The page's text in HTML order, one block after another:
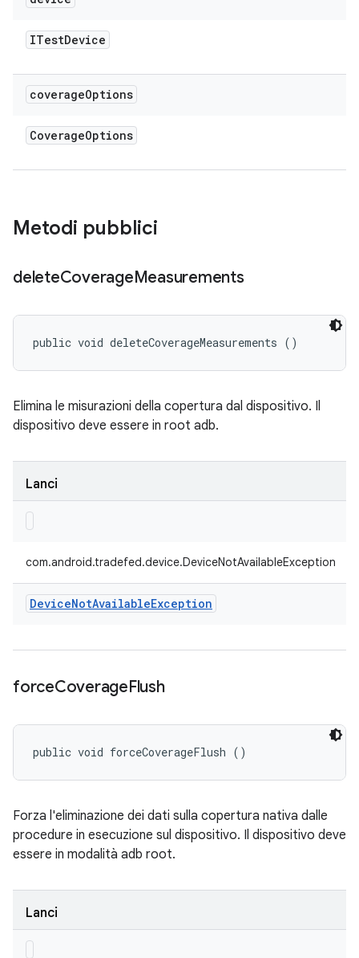
ITestDevice
coverageOptions
CoverageOptions
Metodi pubblici
deleteCoverageMeasurements
public void deleteCoverageMeasurements ()
Elimina le misurazioni della copertura dal dispositivo. Il
dispositivo deve essere in root adb.
Lanci
com.android.tradefed.device.DeviceNotAvailableException
DeviceNotAvailableException
forceCoverageFlush
public void forceCoverageFlush ()
Forza l'eliminazione dei dati sulla copertura nativa dalle
procedure in esecuzione sul dispositivo. Il dispositivo deve
essere in modalità adb root.
Lanci